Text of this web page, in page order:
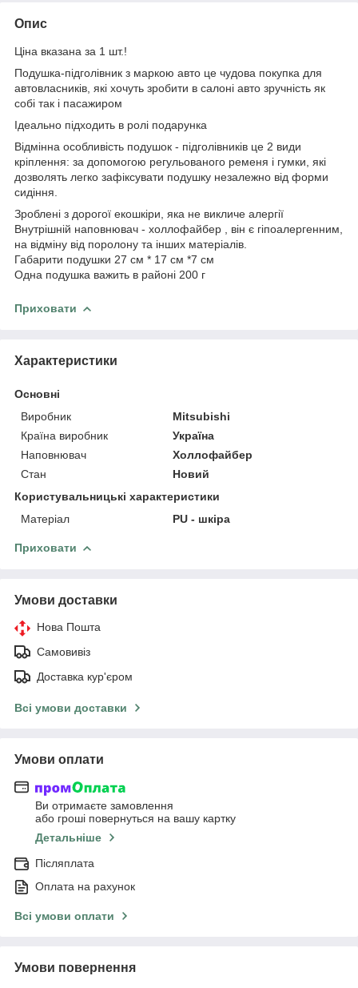
Опис
Ціна вказана за 1 шт.!
Подушка-підголівник з маркою авто це чудова покупка для
автовласників, які хочуть зробити в салоні авто зручність як
собі так і пасажиром
Ідеально підходить в ролі подарунка
Відмінна особливість подушок - підголівників це 2 види
кріплення: за допомогою регульованого ременя і гумки, які
дозволять легко зафіксувати подушку незалежно від форми
сидіння.
Зроблені з дорогої екошкіри, яка не викличе алергії
Внутрішній наповнювач - холлофайбер , він є гіпоалергенним,
на відміну від поролону та інших матеріалів.
Габарити подушки 27 см * 17 см *7 см
Одна подушка важить в районі 200 г
Приховати
Характеристики
Основні
Виробник
Mitsubishi
Країна виробник
Україна
Наповнювач
Холлофайбер
Стан
Новий
Користувальницькі характеристики
Матеріал
PU - шкіра
Приховати
Умови доставки
Нова Пошта
Самовивіз
Доставка кур'єром
Всі умови доставки
Умови оплати
Ви отримаєте замовлення
або гроші повернуться на вашу картку
Детальніше
Післяплата
Оплата на рахунок
Всі умови оплати
Умови повернення